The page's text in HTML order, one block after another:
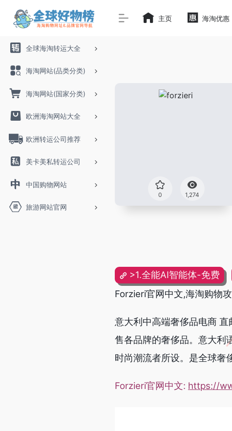
全球海淘转运大全
海淘网站(品类分类)
海淘网站(国家分类)
欧洲海淘网站大全
欧洲转运公司推荐
美卡美私转运公司
中国购物网站
旅游网站官网
主页 海淘优惠
0 1,274
>1.全能AI智能体-免费
Forzieri官网中文,海淘购物
意大利中高端奢侈品电商
售各品牌的奢侈品。意大利
时尚潮流者所设。是全球奢
Forzieri官网中文: https://